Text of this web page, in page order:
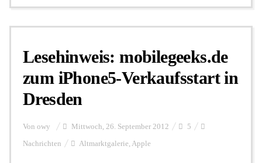
Lesehinweis: mobilegeeks.de
zum iPhone5-Verkaufsstart in
Dresden
Von owy Mittwoch, 26. September 2012 5
Nachrichten Altmarktgalerie, Apple